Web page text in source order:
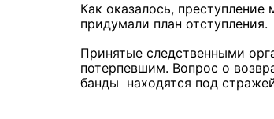
Как оказалось,
придумали план отступления.
Принятые следственными
потерпевшим. Вопрос о
банды находятся под